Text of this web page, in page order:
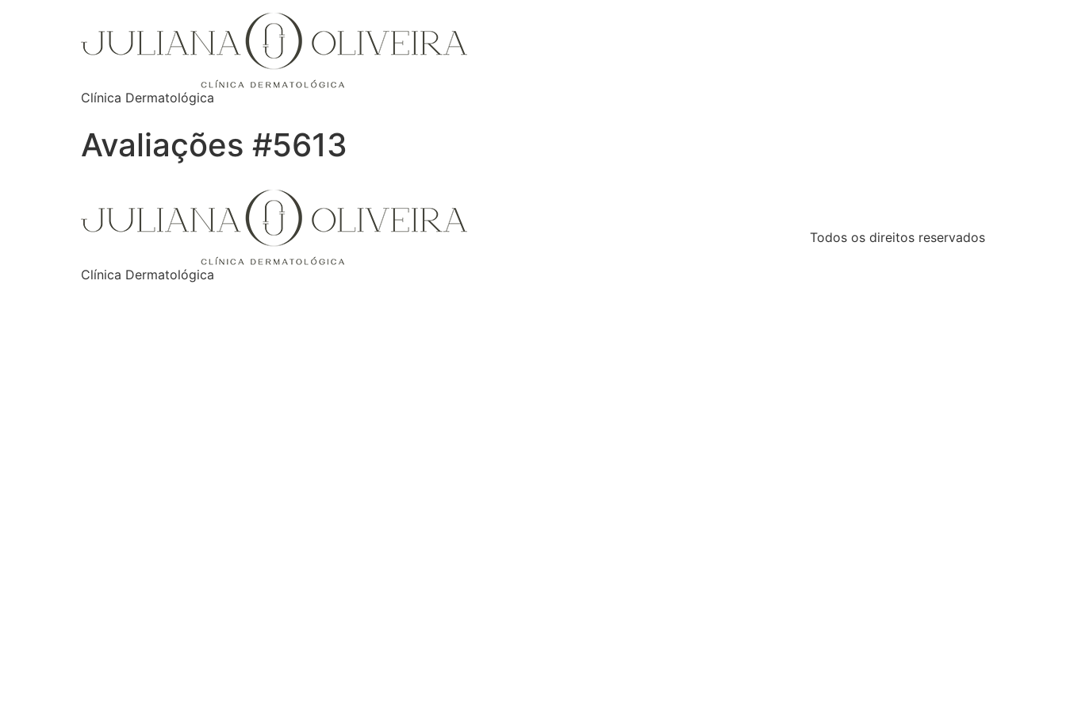
Clínica Dermatológica
Avaliações #5613
Clínica Dermatológica
Todos os direitos reservados